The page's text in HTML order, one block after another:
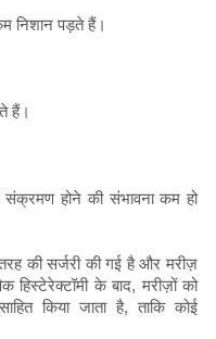
निशान पड़ते हैं।
हैं।
होने की संभावना कम हो
की सर्जरी की गई है और मरीज़
के बाद, मरीज़ों को
किया जाता है, ताकि कोई